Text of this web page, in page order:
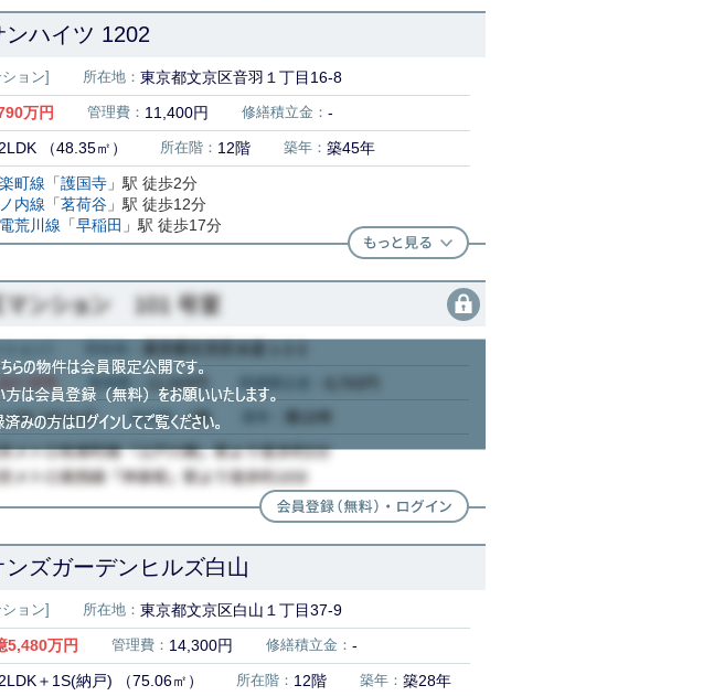
ンハイツ 1202
ョン] 所在地： 東京都文京区音羽１丁目16-8
万円 管理費： 11,400円 修繕積立金： -
2LDK （48.35㎡） 所在階： 12階 築年： 築45年
町線 「護国寺 」駅 徒歩2分
内線 「茗荷谷 」駅 徒歩12分
荒川線 「早稲田 」駅 徒歩17分
ンズガーデンヒルズ白山
ョン] 所在地： 東京都文京区白山１丁目37-9
5,480万円 管理費： 14,300円 修繕積立金： -
2LDK＋1S(納戸) （75.06㎡） 所在階： 12階 築年： 築28年